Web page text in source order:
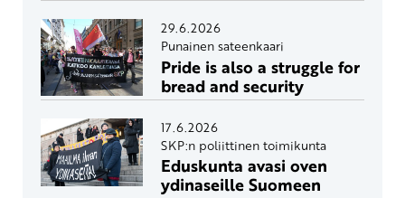
29.6.2026
Punainen sateenkaari
Pride is also a struggle for
bread and security
17.6.2026
SKP:n poliittinen toimikunta
Eduskunta avasi oven
ydinaseille Suomeen